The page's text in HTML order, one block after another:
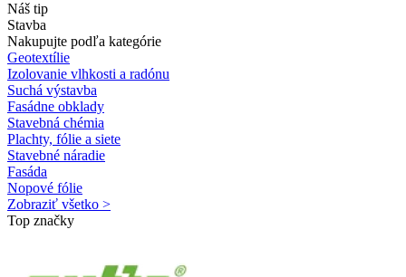
Náš tip
Stavba
Nakupujte podľa kategórie
Geotextílie
Izolovanie vlhkosti a radónu
Suchá výstavba
Fasádne obklady
Stavebná chémia
Plachty, fólie a siete
Stavebné náradie
Fasáda
Nopové fólie
Zobraziť všetko >
Top značky